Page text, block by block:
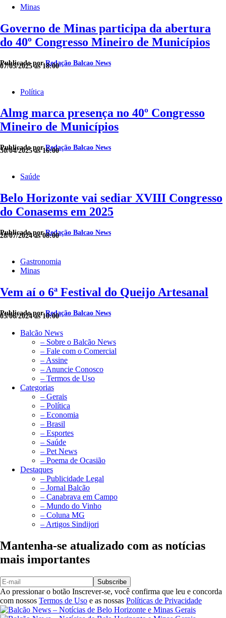
Minas
Governo de Minas participa da abertura
do 40º Congresso Mineiro de Municípios
Publicado porRedação Balcao News
07/05/2025 às 18:00
Política
Almg marca presença no 40º Congresso
Mineiro de Municípios
Publicado porRedação Balcao News
30/04/2025 às 16:00
Saúde
Belo Horizonte vai sediar XVIII Congresso
do Conasems em 2025
Publicado porRedação Balcao News
28/07/2024 às 08:00
Gastronomia
Minas
Vem aí o 6ª Festival do Queijo Artesanal
Publicado porRedação Balcao News
05/06/2024 às 10:00
Balcão News
– Sobre o Balcão News
– Fale com o Comercial
– Assine
– Anuncie Conosco
– Termos de Uso
Categorias
– Gerais
– Política
– Economia
– Brasil
– Esportes
– Saúde
– Pet News
– Poema de Ocasião
Destaques
– Publicidade Legal
– Jornal Balcão
– Canabrava em Campo
– Mundo do Vinho
– Coluna MG
– Artigos Sindijori
Mantenha-se atualizado com as notícias
mais importantes
Subscribe
Ao pressionar o botão Inscrever-se, você confirma que leu e concorda
com nossos Termos de Uso e as nossas Políticas de Privacidade